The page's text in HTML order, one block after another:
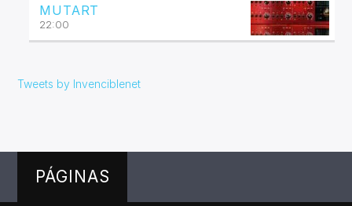
MUTART
22:00
Tweets by Invenciblenet
PÁGINAS